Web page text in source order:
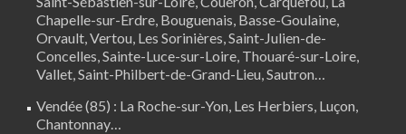
Chapelle-sur-Erdre, Bouguenais, Basse-Goulaine,
Orvault,Vertou, Les Sorinières,Saint-Julien-de-
Concelles,Sainte-Luce-sur-Loire, Thouaré-sur-Loire,
Vallet, Saint-Philbert-de-Grand-Lieu, Sautron…
Vendée (85) : La Roche-sur-Yon, Les Herbiers, Luçon,
Chantonnay…